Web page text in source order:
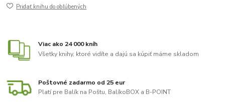
Pridať knihu do obľúbených
Viac ako 24 000 kníh
Všetky knihy, ktoré vidíte a dajú sa kúpiť máme skladom
Poštovné zadarmo od 25 eur
Platí pre Balík na Poštu, BalíkoBOX a B-POINT